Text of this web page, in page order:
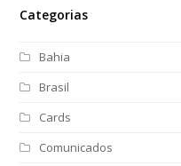
Categorias
Bahia
Brasil
Cards
Comunicados